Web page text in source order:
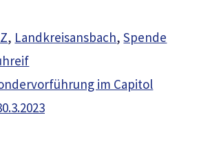
, Landkreisansbach,Spende
im Capitol